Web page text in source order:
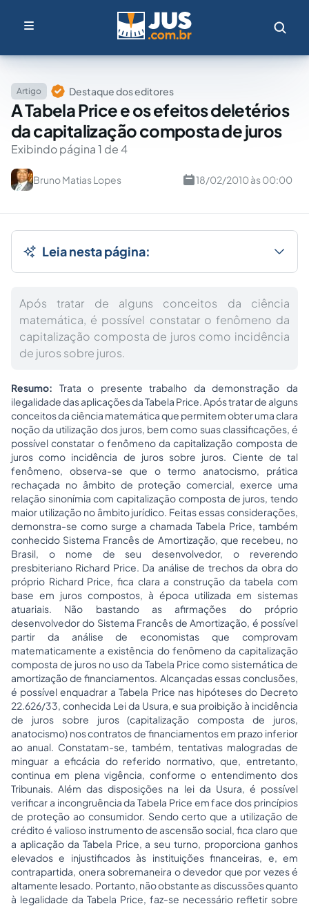
Artigo Destaque dos editores
A Tabela Price e os efeitos deletérios
da capitalização composta de juros
Exibindo página 1 de 4
Bruno Matias Lopes 18/02/2010 às 00:00
Leia nesta página:
Após tratar de alguns conceitos da ciência
matemática, é possível constatar o fenômeno da
capitalização composta de juros como incidência
de juros sobre juros.
Resumo: Trata o presente trabalho da demonstração da
ilegalidade das aplicações da Tabela Price. Após tratar de alguns
conceitos da ciência matemática que permitem obter uma clara
noção da utilização dos juros, bem como suas classificações, é
possível constatar o fenômeno da capitalização composta de
juros como incidência de juros sobre juros. Ciente de tal
fenômeno, observa-se que o termo anatocismo, prática
rechaçada no âmbito de proteção comercial, exerce uma
relação sinonímia com capitalização composta de juros, tendo
maior utilização no âmbito jurídico. Feitas essas considerações,
demonstra-se como surge a chamada Tabela Price, também
conhecido Sistema Francês de Amortização, que recebeu, no
Brasil, o nome de seu desenvolvedor, o reverendo
presbiteriano Richard Price. Da análise de trechos da obra do
próprio Richard Price, fica clara a construção da tabela com
base em juros compostos, à época utilizada em sistemas
atuariais. Não bastando as afirmações do próprio
desenvolvedor do Sistema Francês de Amortização, é possível
partir da análise de economistas que comprovam
matematicamente a existência do fenômeno da capitalização
composta de juros no uso da Tabela Price como sistemática de
amortização de financiamentos. Alcançadas essas conclusões,
é possível enquadrar a Tabela Price nas hipóteses do Decreto
22.626/33, conhecida Lei da Usura, e sua proibição à incidência
de juros sobre juros (capitalização composta de juros,
anatocismo) nos contratos de financiamentos em prazo inferior
ao anual. Constatam-se, também, tentativas malogradas de
minguar a eficácia do referido normativo, que, entretanto,
continua em plena vigência, conforme o entendimento dos
Tribunais. Além das disposições na lei da Usura, é possível
verificar a incongruência da Tabela Price em face dos princípios
de proteção ao consumidor. Sendo certo que a utilização de
crédito é valioso instrumento de ascensão social, fica claro que
a aplicação da Tabela Price, a seu turno, proporciona ganhos
elevados e injustificados às instituições financeiras, e, em
contrapartida, onera sobremaneira o devedor que por vezes é
altamente lesado. Portanto, não obstante as discussões quanto
à legalidade da Tabela Price, faz-se necessário refletir sobre